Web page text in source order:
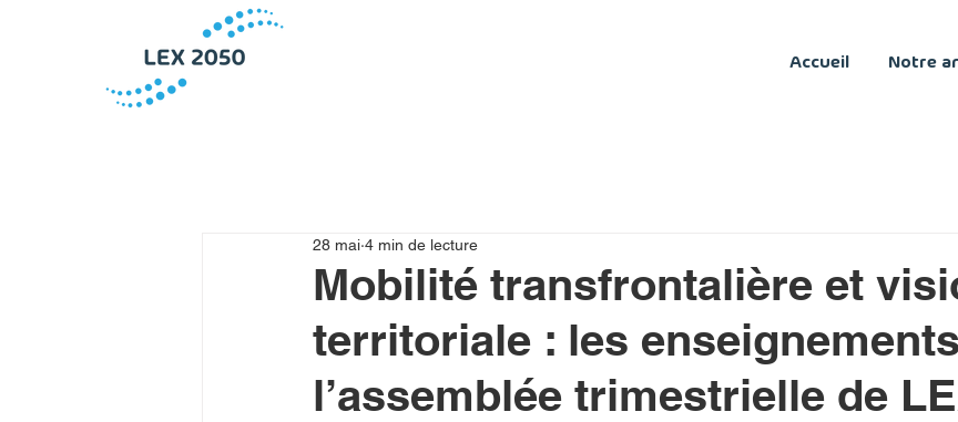
Accueil Notre
Mobilité transfrontalière et
territoriale : les
l’assemblée trimestrielle de
28 mai 4 min de lecture